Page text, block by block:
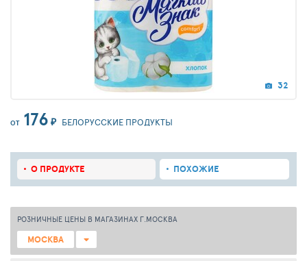
32
ОТ 176 ₽ БЕЛОРУССКИЕ ПРОДУКТЫ
О ПРОДУКТЕ ПОХОЖИЕ
РОЗНИЧНЫЕ ЦЕНЫ В МАГАЗИНАХ Г.МОСКВА
МОСКВА